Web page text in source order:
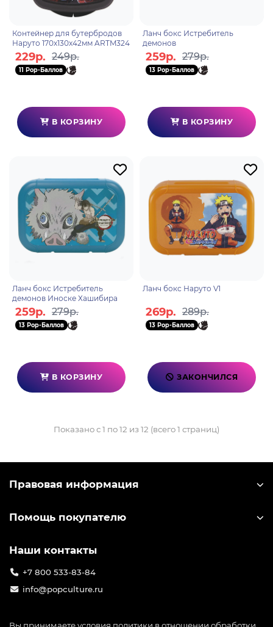
Контейнер для бутербродов
Наруто 170х130х42мм ARTM324
229р. 249р.
11 Pop-Баллов
В КОРЗИНУ
Ланч бокс Истребитель
демонов
259р. 279р.
13 Pop-Баллов
В КОРЗИНУ
Ланч бокс Истребитель
демонов Иноске Хашибира
259р. 279р.
13 Pop-Баллов
В КОРЗИНУ
Ланч бокс Наруто V1
269р. 289р.
13 Pop-Баллов
ЗАКОНЧИЛСЯ
Показано с 1 по 12 из 12 (всего 1 страниц)
Правовая информация
Помощь покупателю
Наши контакты
+7 800 533-83-84
info@popculture.ru